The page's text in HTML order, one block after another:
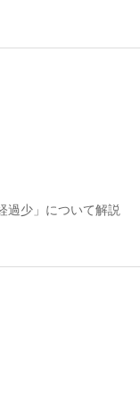
過少」について解説